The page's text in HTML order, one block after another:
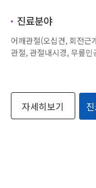
진료분야
어깨관절(오십견, 회전근
관절, 관절내시경, 무릎인
자세히보기